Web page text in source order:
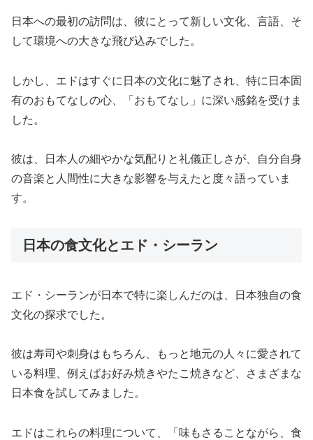
日本への最初の訪問は、彼にとって新しい文化、言語、そ
して環境への大きな飛び込みでした。
しかし、エドはすぐに日本の文化に魅了され、特に日本固
有のおもてなしの心、「おもてなし」に深い感銘を受けま
した。
彼は、日本人の細やかな気配りと礼儀正しさが、自分自身
の音楽と人間性に大きな影響を与えたと度々語っていま
す。
日本の食文化とエド・シーラン
エド・シーランが日本で特に楽しんだのは、日本独自の食
文化の探求でした。
彼は寿司や刺身はもちろん、もっと地元の人々に愛されて
いる料理、例えばお好み焼きやたこ焼きなど、さまざまな
日本食を試してみました。
エドはこれらの料理について、「味もさることながら、食